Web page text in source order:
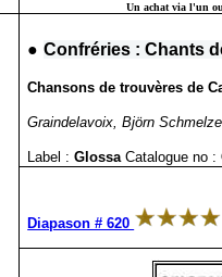
Un achat via l'un
● Confréries : Chants
Chansons de trouvères de
Graindelavoix, Björn
Label : GlossaCatalogue no :
Diapason # 620